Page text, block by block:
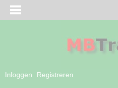
Inloggen Registreren